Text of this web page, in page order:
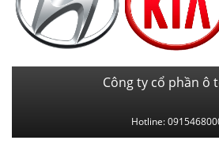
Công ty cổ phần ô
Hotline: